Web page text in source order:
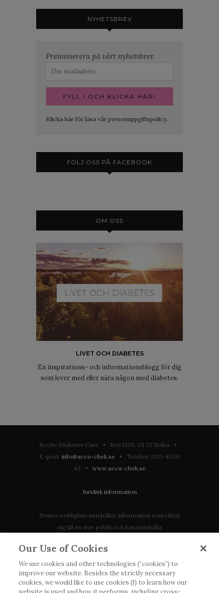
NYHETSBREV
Prenumerera på vårt nyhetsbrev
Klicka här för läsa vår personuppgiftspolicy.
FÖLJ OSS PÅ FACEBOOK
OM OSS
LIVET OCH DIABETES
En inspirations- och informationsblogg för dig
som lever med eller nära någon med diabetes.
Roche Diabetes Care • Box 1228, 171 23 Solna •
E-post: info@accu-chek.se • Telefon: 020-41 00
42 • www.accu-chek.se
Juridisk information
Denna webbplats innehåller information som riktar
sig till en stor publik och kan innehålla
tillgänglig eller giltig i ditt land. Vänligen observera
att vi inte tar något ansvar för information som
eventuellt inte uppfyller någon gällande rättslig
process, förordning, registrering eller användning i
Our Use of Cookies
We use cookies and other technologies (“cookies”) to
improve our website. Besides the strictly necessary
cookies, we would like to use cookies (1) to learn how our